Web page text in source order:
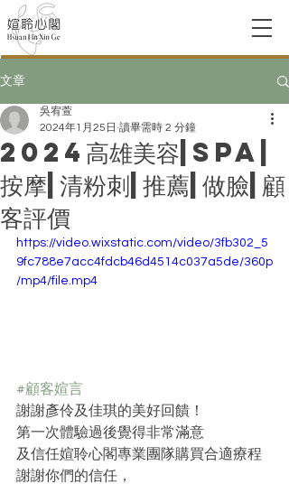
文章
2024高雄美容|spa|
按摩|清粉刺|推薦|做臉|顧
客評價
吳宥萱
2024年1月25日 讀畢需時 2 分鐘
https://video.wixstatic.com/video/3fb302_5
9fc788e7acc4fdcb46d4514c037a5de/360p
/mp4/file.mp4
#顧客媗言
謝謝彥伶及佳琪的美好回饋！
第一次體驗過後覺得非常滿意
及信任媗聆心閣專業團隊購買合適療程
謝謝你們的信任，